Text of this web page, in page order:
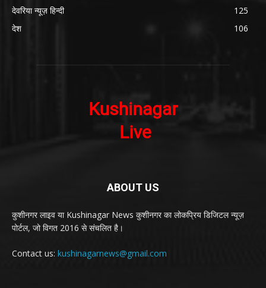
देवरिया न्यूज़ हिन्दी
125
देश
106
ABOUT US
कुशीनगर लाइव या Kushinagar News कुशीनगर का लोकप्रिय डिजिटल न्यूज़
पोर्टल, जो विगत 2016 से संचलित है।
Contact us: kushinagarnews@gmail.com